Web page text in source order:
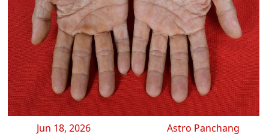
Jun 18, 2026 Astro Panchang